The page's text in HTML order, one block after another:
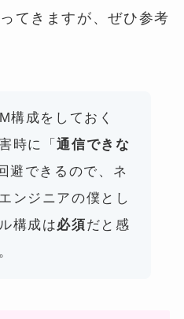
てきますが、ぜひ参考
構成をしておく
時に「通信できな
避できるので、ネ
ンジニアの僕とし
構成は必須だと感